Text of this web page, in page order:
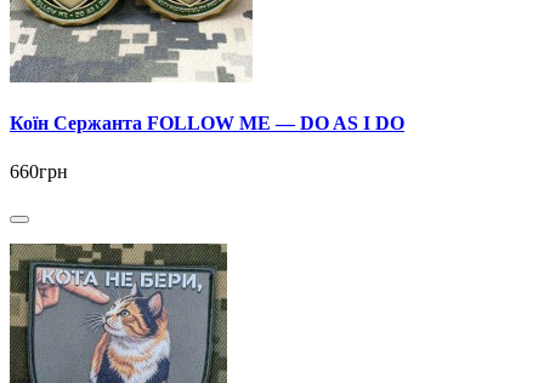
Коїн Сержанта FOLLOW ME — DO AS I DO
660грн